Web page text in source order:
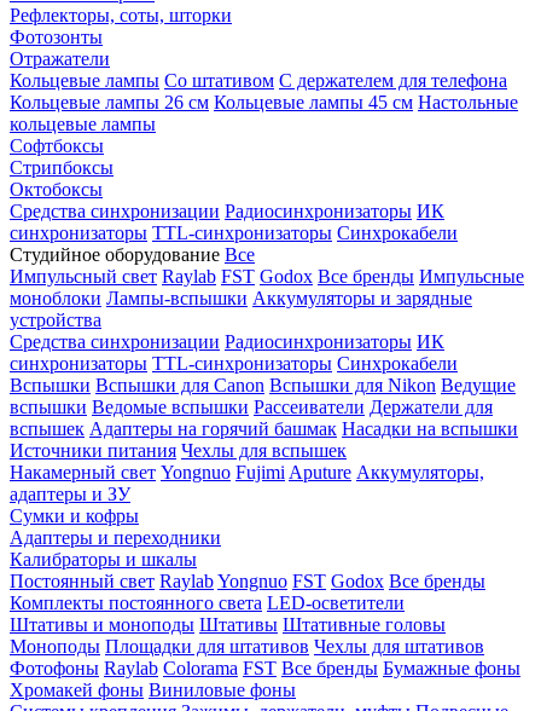
Рефлекторы, соты, шторки
Фотозонты
Отражатели
Кольцевые лампы Со штативом С держателем для телефона
Кольцевые лампы 26 см Кольцевые лампы 45 см Настольные
кольцевые лампы
Софтбоксы
Стрипбоксы
Октобоксы
Средства синхронизации Радиосинхронизаторы ИК
синхронизаторы TTL-синхронизаторы Синхрокабели
Студийное оборудование Все
Импульсный свет Raylab FST Godox Все бренды Импульсные
моноблоки Лампы-вспышки Аккумуляторы и зарядные
устройства
Средства синхронизации Радиосинхронизаторы ИК
синхронизаторы TTL-синхронизаторы Синхрокабели
Вспышки Вспышки для Canon Вспышки для Nikon Ведущие
вспышки Ведомые вспышки Рассеиватели Держатели для
вспышек Адаптеры на горячий башмак Насадки на вспышки
Источники питания Чехлы для вспышек
Накамерный свет Yongnuo Fujimi Aputure Аккумуляторы,
адаптеры и ЗУ
Сумки и кофры
Адаптеры и переходники
Калибраторы и шкалы
Постоянный свет RaylabYongnuo FST Godox Все бренды
Комплекты постоянного света LED-осветители
Штативы и моноподы Штативы Штативные головы
Моноподы Площадки для штативов Чехлы для штативов
Фотофоны Raylab Colorama FST Все бренды Бумажные фоны
Хромакей фоны Виниловые фоны